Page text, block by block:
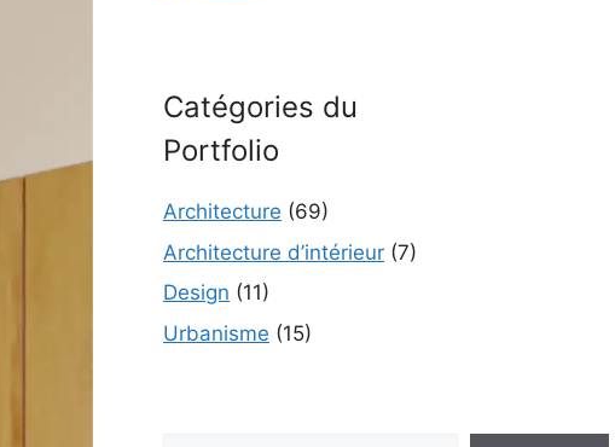
Catégories du
Portfolio
Architecture (69)
Architecture d’intérieur (7)
Design (11)
Urbanisme (15)